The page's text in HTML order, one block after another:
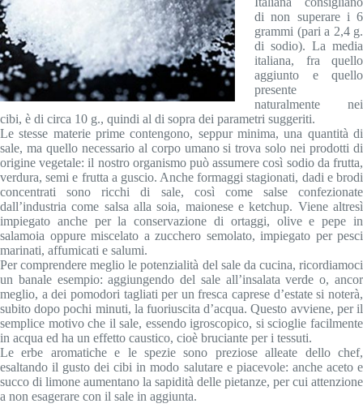
di non superare i 6
grammi (pari a 2,4 g.
di sodio). La media
italiana, fra quello
aggiunto e quello
presente
naturalmente nei
cibi, è di circa 10 g., quindi al di sopra dei parametri suggeriti.
Le stesse materie prime contengono, seppur minima, una quantità di
sale, ma quello necessario al corpo umano si trova solo nei prodotti di
origine vegetale: il nostro organismo può assumere così sodio da frutta,
verdura, semi e frutta a guscio. Anche formaggi stagionati, dadi e brodi
concentrati sono ricchi di sale, così come salse confezionate
dall’industria come salsa alla soia, maionese e ketchup. Viene altresì
impiegato anche per la conservazione di ortaggi, olive e pepe in
salamoia oppure miscelato a zucchero semolato, impiegato per pesci
marinati, affumicati e salumi.
Per comprendere meglio le potenzialità del sale da cucina, ricordiamoci
un banale esempio: aggiungendo del sale all’insalata verde o, ancor
meglio, a dei pomodori tagliati per un fresca caprese d’estate si noterà,
subito dopo pochi minuti, la fuoriuscita d’acqua. Questo avviene, per il
semplice motivo che il sale, essendo igroscopico, si scioglie facilmente
in acqua ed ha un effetto caustico, cioè bruciante per i tessuti.
Le erbe aromatiche e le spezie sono preziose alleate dello chef,
esaltando il gusto dei cibi in modo salutare e piacevole: anche aceto e
succo di limone aumentano la sapidità delle pietanze, per cui attenzione
a non esagerare con il sale in aggiunta.